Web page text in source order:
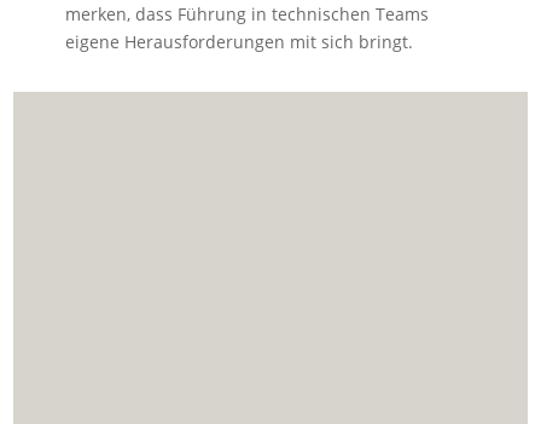
merken, dass Führung in technischen Teams
eigene Herausforderungen mit sich bringt.